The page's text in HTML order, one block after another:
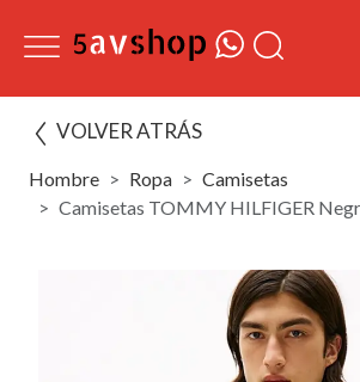
VOLVER ATRÁS
Hombre Ropa
Camisetas
Camisetas TOMMY HILFIGER